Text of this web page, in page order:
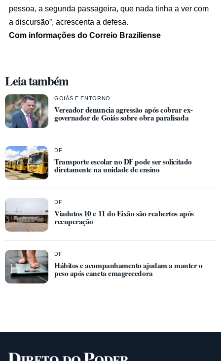
pessoa, a segunda passageira, que nada tinha a ver com
a discursão”, acrescenta a defesa.
Com informações do Correio Braziliense
Leia também
GOIÁS E ENTORNO
Vereador denuncia agressão após cobrar ex-
governador de Goiás sobre obra paralisada
DF
Transporte escolar no DF pode ser solicitado
diretamente na unidade de ensino
DF
Viadutos 10 e 11 do Eixão são reabertos após
recuperação
DF
Hábitos e acompanhamento ajudam a manter o
peso após caneta emagrecedora